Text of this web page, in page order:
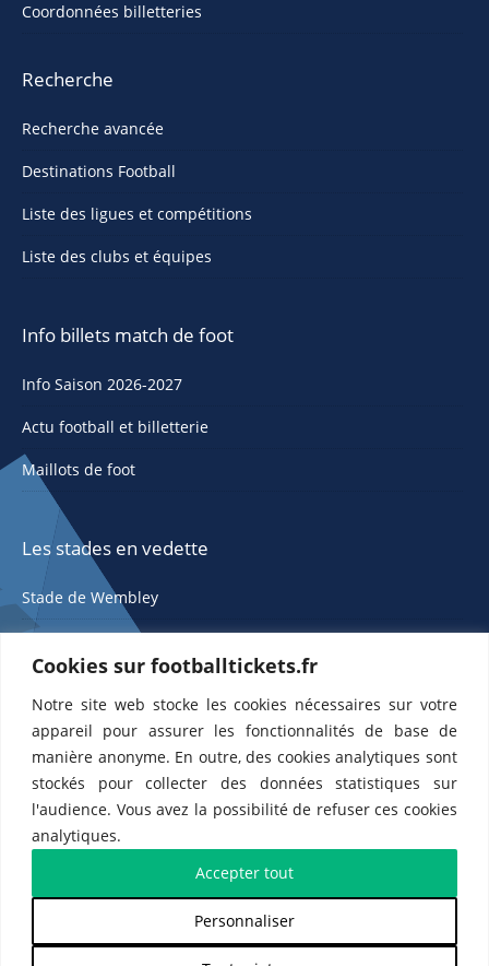
Cookies sur footballtickets.fr
Notre site web stocke les cookies nécessaires sur votre
appareil pour assurer les fonctionnalités de base de
manière anonyme. En outre, des cookies analytiques sont
stockés pour collecter des données statistiques sur
l'audience. Vous avez la possibilité de refuser ces cookies
analytiques.
Personnaliser
Accepter tout
Coordonnées billetteries
Recherche
Recherche avancée
Destinations Football
Liste des ligues et compétitions
Liste des clubs et équipes
Info billets match de foot
Info Saison 2026-2027
Actu football et billetterie
Maillots de foot
Les stades en vedette
Stade de Wembley
ETTS 365 SL, Rambla de Catalunya 38, 8, 1, 08007 Barcelone, Espagne |
Partenaires de l'US Changé 53 💙et de l'US Bretons de Paris 🤍